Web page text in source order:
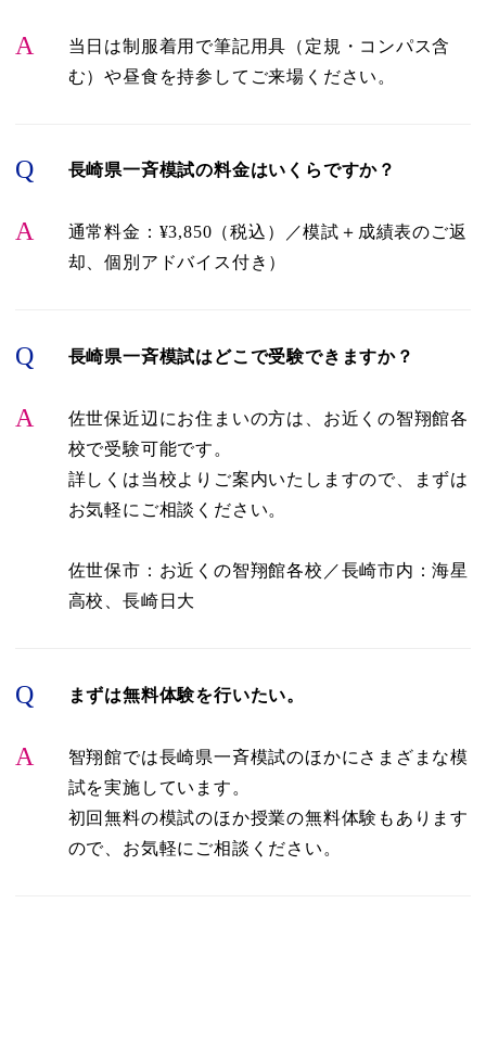
A
当日は制服着用で筆記用具（定規・コンパス含
む）や昼食を持参してご来場ください。
Q 長崎県一斉模試の料金はいくらですか？
A
通常料金：¥3,850（税込）／模試＋成績表のご返
却、個別アドバイス付き）
Q 長崎県一斉模試はどこで受験できますか？
A
佐世保近辺にお住まいの方は、お近くの智翔館各
校で受験可能です。
詳しくは当校よりご案内いたしますので、まずは
お気軽にご相談ください。
佐世保市：お近くの智翔館各校／長崎市内：海星
高校、長崎日大
Q まずは無料体験を行いたい。
A
智翔館では長崎県一斉模試のほかにさまざまな模
試を実施しています。
初回無料の模試のほか授業の無料体験もあります
ので、お気軽にご相談ください。